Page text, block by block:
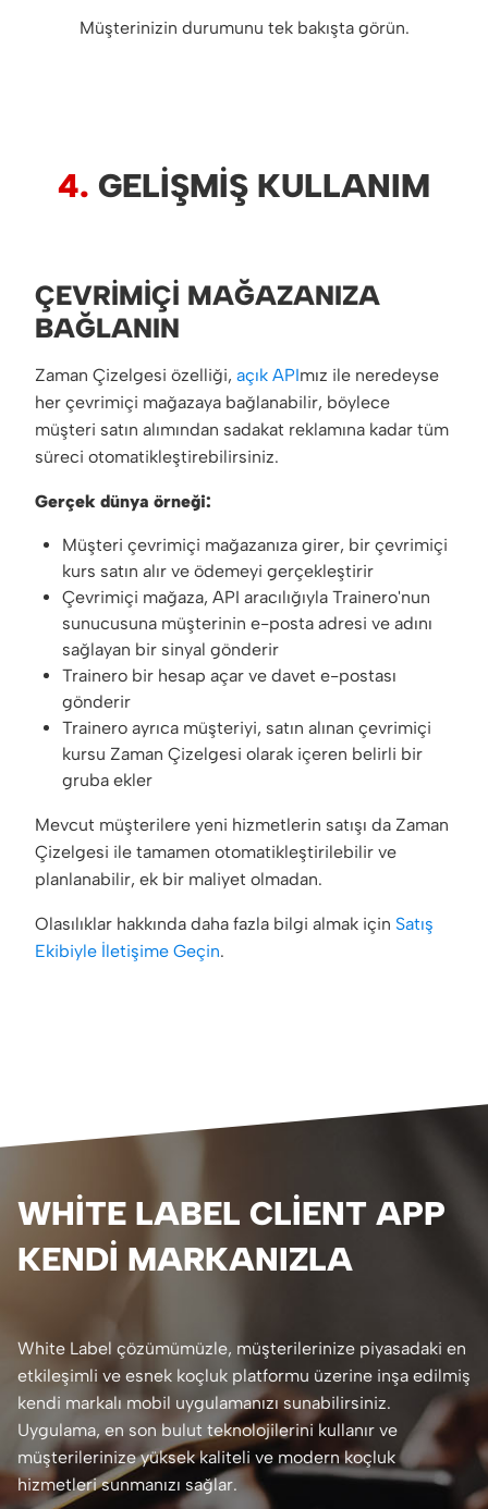
Müşterinizin durumunu tek bakışta görün.
4. GELIŞMIŞ KULLANIM
ÇEVRIMIÇI MAĞAZANIZA
BAĞLANIN
Zaman Çizelgesi özelliği, açık APImız ile neredeyse
her çevrimiçi mağazaya bağlanabilir, böylece
müşteri satın alımından sadakat reklamına kadar tüm
süreci otomatikleştirebilirsiniz.
Gerçek dünya örneği:
Müşteri çevrimiçi mağazanıza girer, bir çevrimiçi
kurs satın alır ve ödemeyi gerçekleştirir
Çevrimiçi mağaza, API aracılığıyla Trainero'nun
sunucusuna müşterinin e-posta adresi ve adını
sağlayan bir sinyal gönderir
Trainero bir hesap açar ve davet e-postası
gönderir
Trainero ayrıca müşteriyi, satın alınan çevrimiçi
kursu Zaman Çizelgesi olarak içeren belirli bir
gruba ekler
Mevcut müşterilere yeni hizmetlerin satışı da Zaman
Çizelgesi ile tamamen otomatikleştirilebilir ve
planlanabilir, ek bir maliyet olmadan.
Olasılıklar hakkında daha fazla bilgi almak için Satış
Ekibiyle İletişime Geçin.
WHITE LABEL CLIENT APP
KENDI MARKANIZLA
White Label çözümümüzle, müşterilerinize piyasadaki en
etkileşimli ve esnek koçluk platformu üzerine inşa edilmiş
kendi markalı mobil uygulamanızı sunabilirsiniz.
Uygulama, en son bulut teknolojilerini kullanır ve
müşterilerinize yüksek kaliteli ve modern koçluk
hizmetleri sunmanızı sağlar.